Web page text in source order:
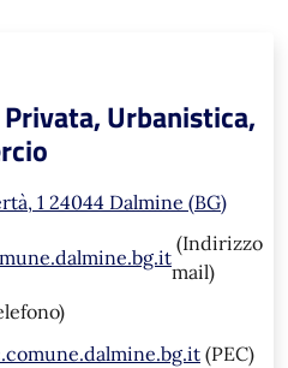
Urbanistica,
1 24044 Dalmine (BG)
(Indirizzo
mail)
(PEC)